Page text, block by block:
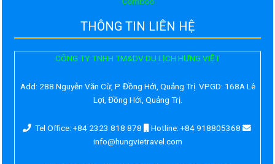
THÔNG TIN LIÊN HỆ
CÔNG TY TNHH TM&DV DU LỊCH HƯNG VIỆT
Add: 288 Nguyễn Văn Cừ, P. Đồng Hới, Quảng Trị. VPGD: 168A Lê
Lợi, Đồng Hới, Quảng Trị.
Tel Office: +84 2323 818 878
Hotline: +84 918805368
info@hungvietravel.com